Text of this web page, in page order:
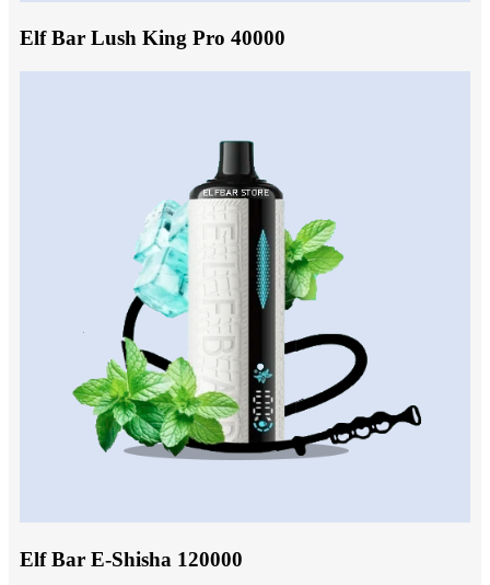
Elf Bar Lush King Pro 40000
Elf Bar E-Shisha 120000